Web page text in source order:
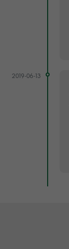
2019-06-13